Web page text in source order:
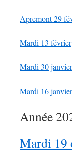
Apremont 29
Mardi 13 février
Mardi 30 janvier
Mardi 16 janvier
Année
Mardi 19